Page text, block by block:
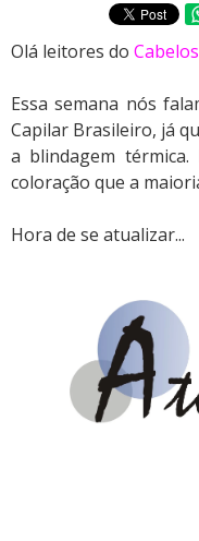
Olá leitores do
Essa semana nós
Capilar Brasileiro, já
a blindagem
coloração que a
Hora de se atualizar...